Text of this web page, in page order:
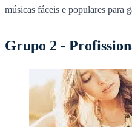
músicas fáceis e populares para
Grupo 2 -